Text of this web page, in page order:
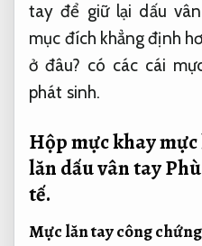
tay để giữ lại dấu
mục đích khẳng định
ở đâu? có các cái
phát sinh.
Hộp mực khay
lăn dấu vân tay
tế.
Mực lăn tay công chứng